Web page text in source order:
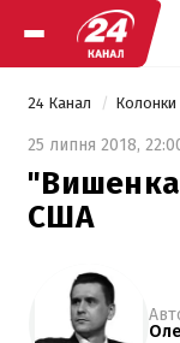
24 Канал Колонки
25 липня 2018,
США